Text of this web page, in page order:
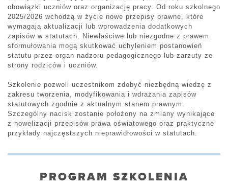
obowiązki uczniów oraz organizację pracy. Od roku szkolnego
2025/2026 wchodzą w życie nowe przepisy prawne, które
wymagają aktualizacji lub wprowadzenia dodatkowych
zapisów w statutach. Niewłaściwe lub niezgodne z prawem
sformułowania mogą skutkować uchyleniem postanowień
statutu przez organ nadzoru pedagogicznego lub zarzuty ze
strony rodziców i uczniów.
Szkolenie pozwoli uczestnikom zdobyć niezbędną wiedzę z
zakresu tworzenia, modyfikowania i wdrażania zapisów
statutowych zgodnie z aktualnym stanem prawnym.
Szczególny nacisk zostanie położony na zmiany wynikające
z nowelizacji przepisów prawa oświatowego oraz praktyczne
przykłady najczęstszych nieprawidłowości w statutach.
PROGRAM SZKOLENIA